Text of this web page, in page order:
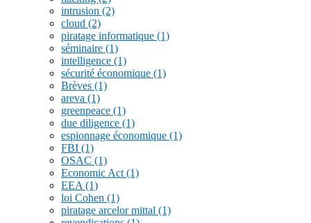
intrusion (2)
cloud (2)
piratage informatique (1)
séminaire (1)
intelligence (1)
sécurité économique (1)
Brèves (1)
areva (1)
greenpeace (1)
due diligence (1)
espionnage économique (1)
FBI (1)
OSAC (1)
Economic Act (1)
EEA (1)
loi Cohen (1)
piratage arcelor mittal (1)